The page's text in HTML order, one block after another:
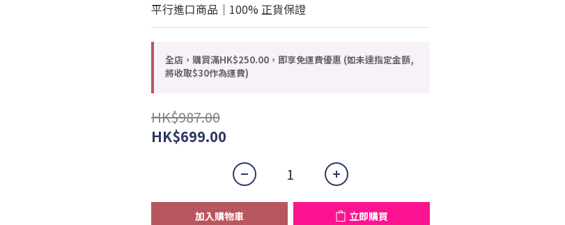
平行進口商品｜100% 正貨保證
全店，購買滿HK$250.00，即享免運費優惠 (如未達指定金額,
將收取$30作為運費)
HK$987.00
HK$699.00
加入購物車 立即購買